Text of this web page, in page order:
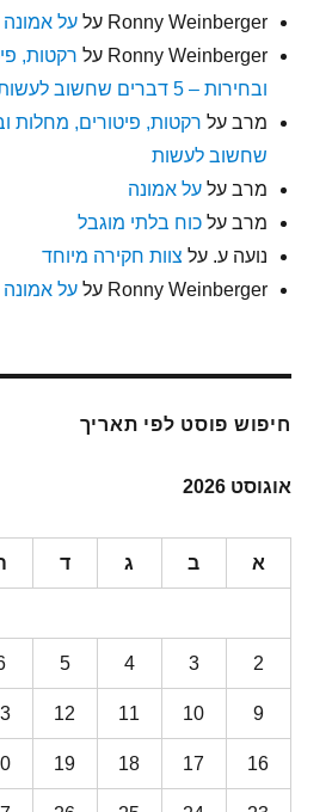
Ronny Weinberger עלעל אמונה
Ronny Weinberger על רקטות,
ובחירות – 5 דברים שחשוב לעשות
מרב על
שחשוב לעשות
מרב עלעל אמונה
מרב עלכוח בלתי מוגבל
נועה ע. על צוות חקירה מיוחד
Ronny Weinberger עלעל אמונה
חיפוש פוסט לפי תאריך
אוגוסט 2026
א ב ג ד
2
3
4
5
9
10
11
12
16
17
18
19